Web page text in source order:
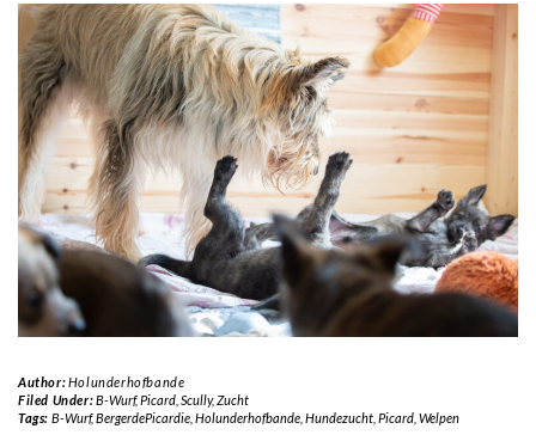
Author:Holunderhofbande
Filed Under:B-Wurf,Picard, Scully,Zucht
Tags: B-Wurf,BergerdePicardie, Holunderhofbande, Hundezucht, Picard, Welpen